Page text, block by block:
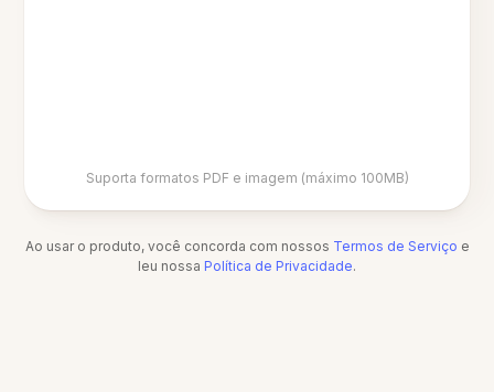
Suporta formatos PDF e imagem (máximo 100MB)
Ao usar o produto, você concorda com nossos Termos de Serviço e
leu nossa Política de Privacidade.